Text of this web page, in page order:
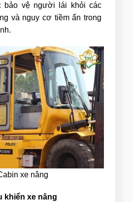
bảo vệ người lái khỏi các
và nguy cơ tiềm ẩn trong
xe nâng
khiển xe nâng